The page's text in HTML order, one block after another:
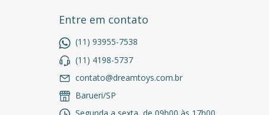
Entre em contato
(11) 93955-7538
(11) 4198-5737
contato@dreamtoys.com.br
Barueri/SP